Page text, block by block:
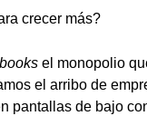
crecer más?
el monopolio
el arribo de
pantallas de bajo